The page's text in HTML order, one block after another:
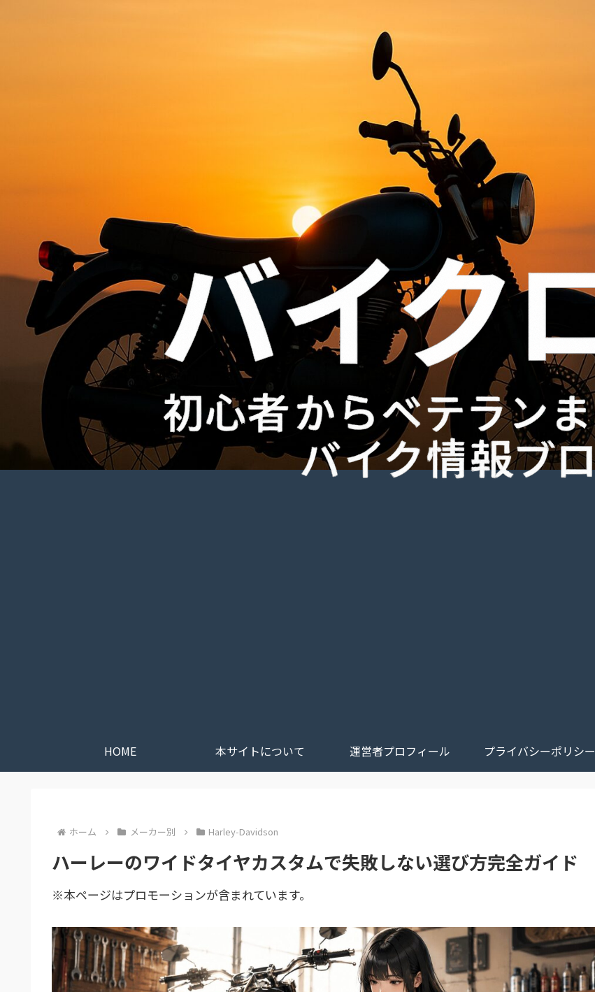
HOME 本サイトについて 運営者プロフィール プライバシーポリシー
ホーム メーカー別 Harley-Davidson
ハーレーのワイドタイヤカスタムで失敗しない選び方完全ガイド
※本ページはプロモーションが含まれています。